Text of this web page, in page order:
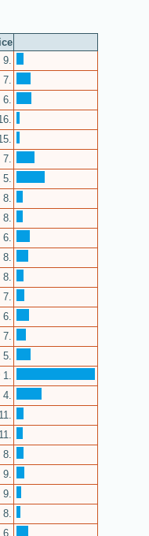
9.
7.
6.
7.
5.
8.
8.
6.
8.
8.
7.
6.
7.
5.
1.
4.
11.
11.
8.
9.
9.
8.
6.